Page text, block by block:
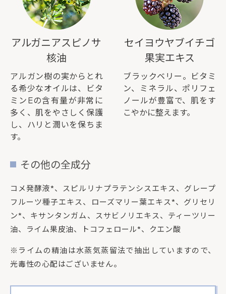
アルガニアスピノサ
核油
アルガン樹の実からとれ
る希少なオイルは、ビタ
ミンEの含有量が非常に
多く、肌をやさしく保護
し、ハリと潤いを保ちま
す。
セイヨウヤブイチゴ
果実エキス
ブラックベリー。ビタミ
ン、ミネラル、ポリフェ
ノールが豊富で、肌をす
こやかに整えます。
その他の全成分
コメ発酵液*、スピルリナプラテンシスエキス、グレープ
フルーツ種子エキス、ローズマリー葉エキス*、グリセリ
ン*、キサンタンガム、スサビノリエキス、ティーツリー
油、ライム果皮油、トコフェロール*、クエン酸
※ライムの精油は水蒸気蒸留法で抽出していますので、
光毒性の心配はございません。